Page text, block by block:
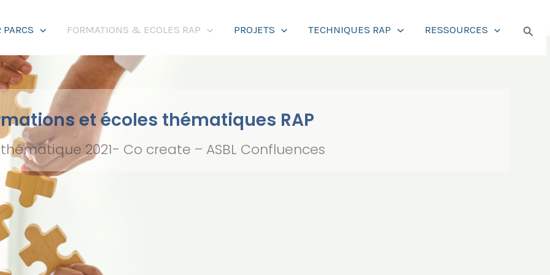
PARCS FORMATIONS & ECOLES RAP PROJETS TECHNIQUES RAP RESSOURCES
et écoles thématiques RAP
2021- Co create – ASBL Confluences